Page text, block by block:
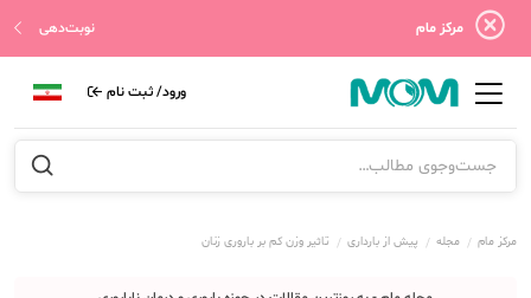
مرکز مام نوبت‌دهی
ورود/ ثبت نام
مرکز مام مجله پیش از بارداری تاثیر وزن کم بر باروری زنان